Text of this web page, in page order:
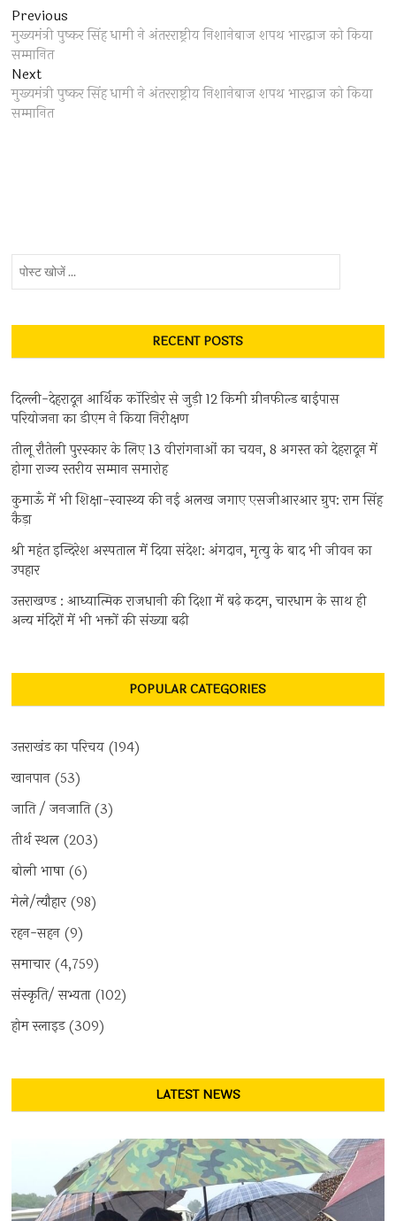
Post
navigation
Previous
post:
मुख्यमंत्री पुष्कर सिंह धामी ने अंतरराष्ट्रीय निशानेबाज शपथ भारद्वाज को किया
सम्मानित
NextNext
post:
मुख्यमंत्री पुष्कर सिंह धामी ने अंतरराष्ट्रीय निशानेबाज शपथ भारद्वाज को किया
सम्मानित
RECENT POSTS
दिल्ली-देहरादून आर्थिक कॉरिडोर से जुड़ी 12 किमी ग्रीनफील्ड बाईपास
परियोजना का डीएम ने किया निरीक्षण
तीलू रौतेली पुरस्कार के लिए 13 वीरांगनाओं का चयन, 8 अगस्त को देहरादून में
होगा राज्य स्तरीय सम्मान समारोह
कुमाऊँ में भी शिक्षा-स्वास्थ्य की नई अलख जगाए एसजीआरआर ग्रुप: राम सिंह
कैड़ा
श्री महंत इन्दिरेश अस्पताल में दिया संदेश: अंगदान, मृत्यु के बाद भी जीवन का
उपहार
उत्तराखण्ड : आध्यात्मिक राजधानी की दिशा में बढ़े कदम, चारधाम के साथ ही
अन्य मंदिरों में भी भक्तों की संख्या बढ़ी
POPULAR CATEGORIES
उत्तराखंड का परिचय (194)
खानपान (53)
जाति / जनजाति(3)
तीर्थ स्थल (203)
बोली भाषा (6)
मेले/त्यौहार(98)
रहन-सहन (9)
समाचार(4,759)
संस्कृति/ सभ्यता (102)
होम स्लाइड(309)
LATEST NEWS